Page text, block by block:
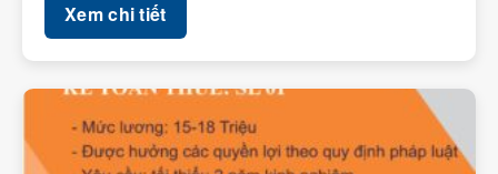
Xem chi tiết